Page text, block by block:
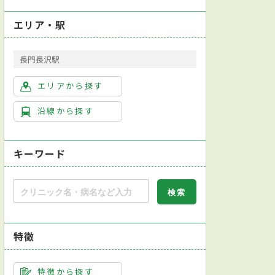
エリア・駅
長門長沢駅
エリアから探す
沿線から探す
キーワード
特徴
特徴から探す